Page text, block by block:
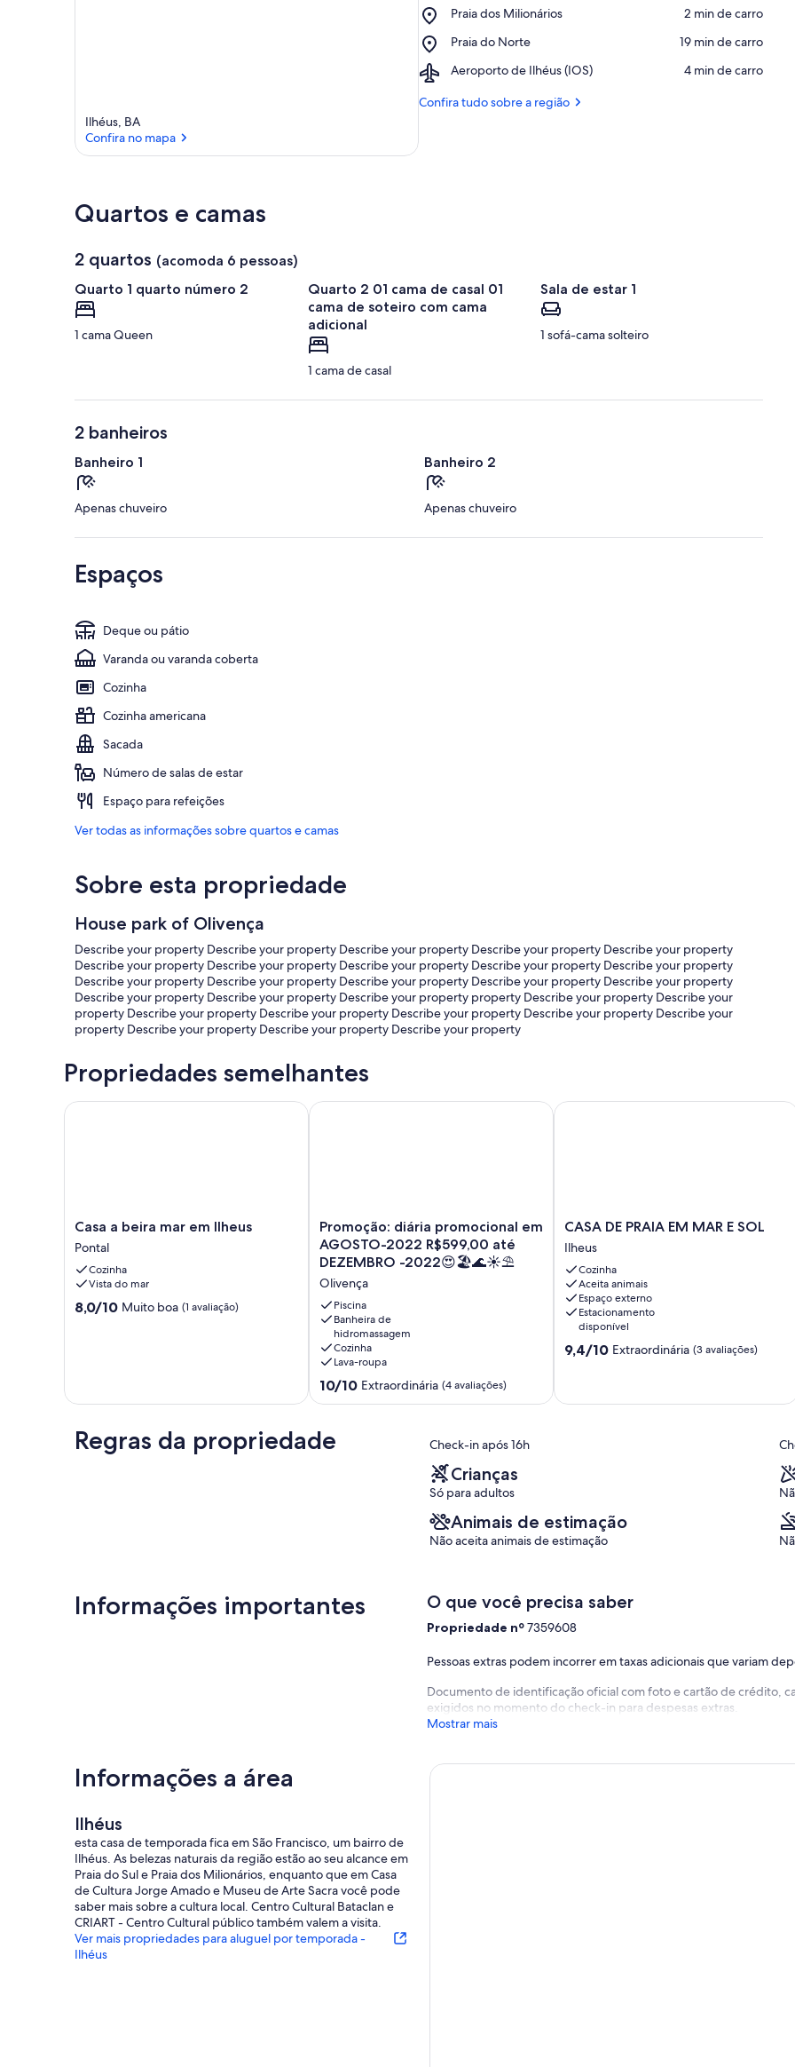
Ilhéus, BA
Confira no mapa
do
Praia dos Milionários
Place,
dos
‪2 min de carro‬
Praia do Norte
Place,
do
‪19 min de carro‬
Aeroporto de Ilhéus (IOS)
Airport,
de
‪4 min de carro‬
Confira tudo sobre a região
Quartos e camas
2 quartos (acomoda 6 pessoas)
Quarto 1 quarto número 2
1 cama Queen
Quarto 2 01 cama de casal 01
cama de soteiro com cama
adicional
1 cama de casal
Sala de estar 1
1 sofá-cama solteiro
2 banheiros
Banheiro 1
Apenas chuveiro
Banheiro 2
Apenas chuveiro
Espaços
Deque ou pátio
Varanda ou varanda coberta
Cozinha
Cozinha americana
Sacada
Número de salas de estar
Espaço para refeições
Ver todas as informações sobre quartos e camas
Sobre esta propriedade
House park of Olivença
Describe your property Describe your property Describe your property Describe your property Describe your property
Describe your property Describe your property Describe your property Describe your property Describe your property
Describe your property Describe your property Describe your property Describe your property Describe your property
Describe your property Describe your property Describe your property property Describe your property Describe your
property Describe your property Describe your property Describe your property Describe your property Describe your
property Describe your property Describe your property Describe your property
Propriedades semelhantes
Casa
a
beira
mar
em
Ilheus
Casa a beira mar em Ilheus
Pontal
Cozinha
Vista do mar
8.0
avaliação)
8,0/10 Muito boa (1 avaliação)
Casa a beira mar em Ilheus
Promoção:
diária
promocional
em
AGOSTO-
2022
R$599,00
até
DEZEMBRO
-2022
😍
🏖
☀️
⛱
Promoção: diária promocional em
AGOSTO-2022 R$599,00 até
DEZEMBRO -2022😍🏖🌊☀️⛱
Olivença
Piscina
Banheira de
hidromassagem
Cozinha
Lava-roupa
10.0
Extraordinária,
(4
10/10 Extraordinária (4 avaliações)
Promoção: diária promocional em AGOSTO-2022 R$599,00 até
CASA
DE
PRAIA
EM
MAR
E
SOL
Ilheus
CASA DE PRAIA EM MAR E SOL
Ilheus
Cozinha
Aceita animais
Espaço externo
Estacionamento
disponível
9.4
9,4/10 Extraordinária (3 avaliações)
CASA DE PRAIA EM MAR E SOL
Regras da propriedade Check-in após 16h
Crianças
Só para adultos
Animais de estimação
Não aceita animais de estimação
Informações importantes O que você precisa saber
Propriedade nº7359608
Pessoas extras podem incorrer em taxas adicionais que variam
Documento de identificação oficial com foto e cartão de crédito,
exigidos no momento do check-in para despesas extras.
Mostrar mais
Informações a área
Ilhéus
esta casa de temporada fica em São Francisco, um bairro de
Ilhéus. As belezas naturais da região estão ao seu alcance em
Praia do Sul e Praia dos Milionários, enquanto que em Casa
de Cultura Jorge Amado e Museu de Arte Sacra você pode
saber mais sobre a cultura local. Centro Cultural Bataclan e
CRIART - Centro Cultural público também valem a visita.
Ver mais propriedades para aluguel por temporada -
Ilhéus